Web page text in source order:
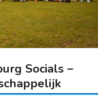
Socials –